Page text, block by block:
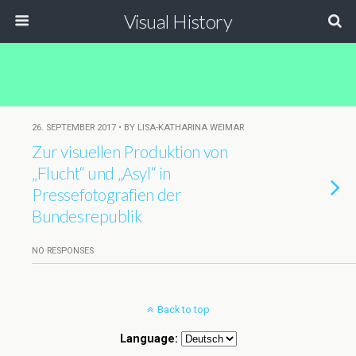
Visual History
26. SEPTEMBER 2017 • BY LISA-KATHARINA WEIMAR
Zur visuellen Produktion von
„Flucht“ und „Asyl“ in
Pressefotografien der
Bundesrepublik
NO RESPONSES
Back to top
Language: